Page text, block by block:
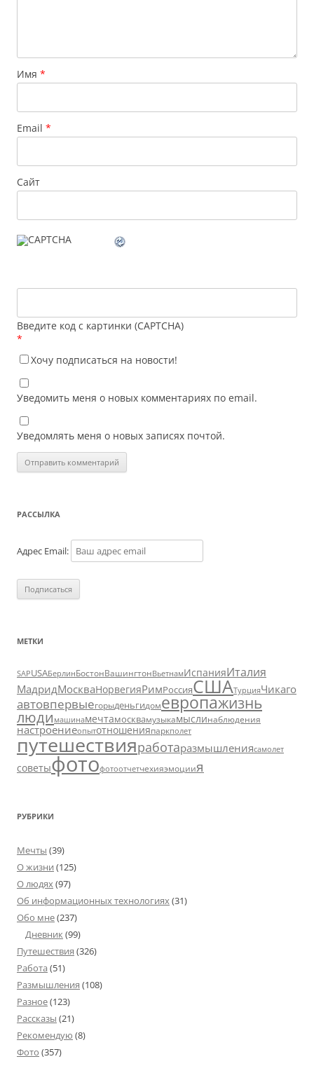
Имя *
Email *
Сайт
Введите код с картинки (CAPTCHA)
*
Хочу подписаться на новости!
Уведомить меня о новых комментариях по email.
Уведомлять меня о новых записях почтой.
РАССЫЛКА
Адрес Email:
МЕТКИ
SAPUSAБерлинБостонВашингтонВьетнамИспанияИталия
МадридМоскваНорвегияРимРоссияСШАТурцияЧикаго
автовпервыегорыденьгидомевропажизнь
люди машинамечтамосквамузыкамыслинаблюдения
настроениеопытотношенияпаркполет
путешествияработаразмышлениясамолет
советыфотофотоотчетчехияэмоциия
РУБРИКИ
Мечты (39)
О жизни (125)
О людях(97)
Об информационных технологиях(31)
Обо мне(237)
Дневник(99)
Путешествия (326)
Работа (51)
Размышления (108)
Разное(123)
Рассказы (21)
Рекомендую (8)
Фото (357)